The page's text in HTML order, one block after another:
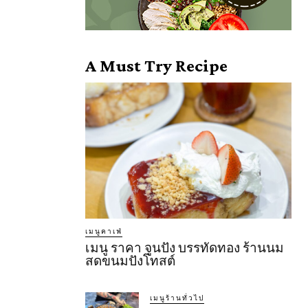
A Must Try Recipe
เมนูคาเฟ่
เมนู ราคา จูนปัง บรรทัดทอง ร้านนม
สดขนมปังโทสต์
เมนูร้านทั่วไป